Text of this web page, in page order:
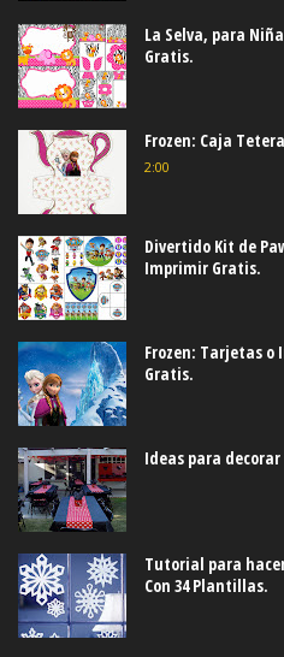
La Selva, para
Gratis.
Frozen: Caja
2:00
Divertido Kit de
Imprimir Gratis.
Frozen: Tarjetas
Gratis.
Ideas para
Tutorial para
Con 34 Plantillas.